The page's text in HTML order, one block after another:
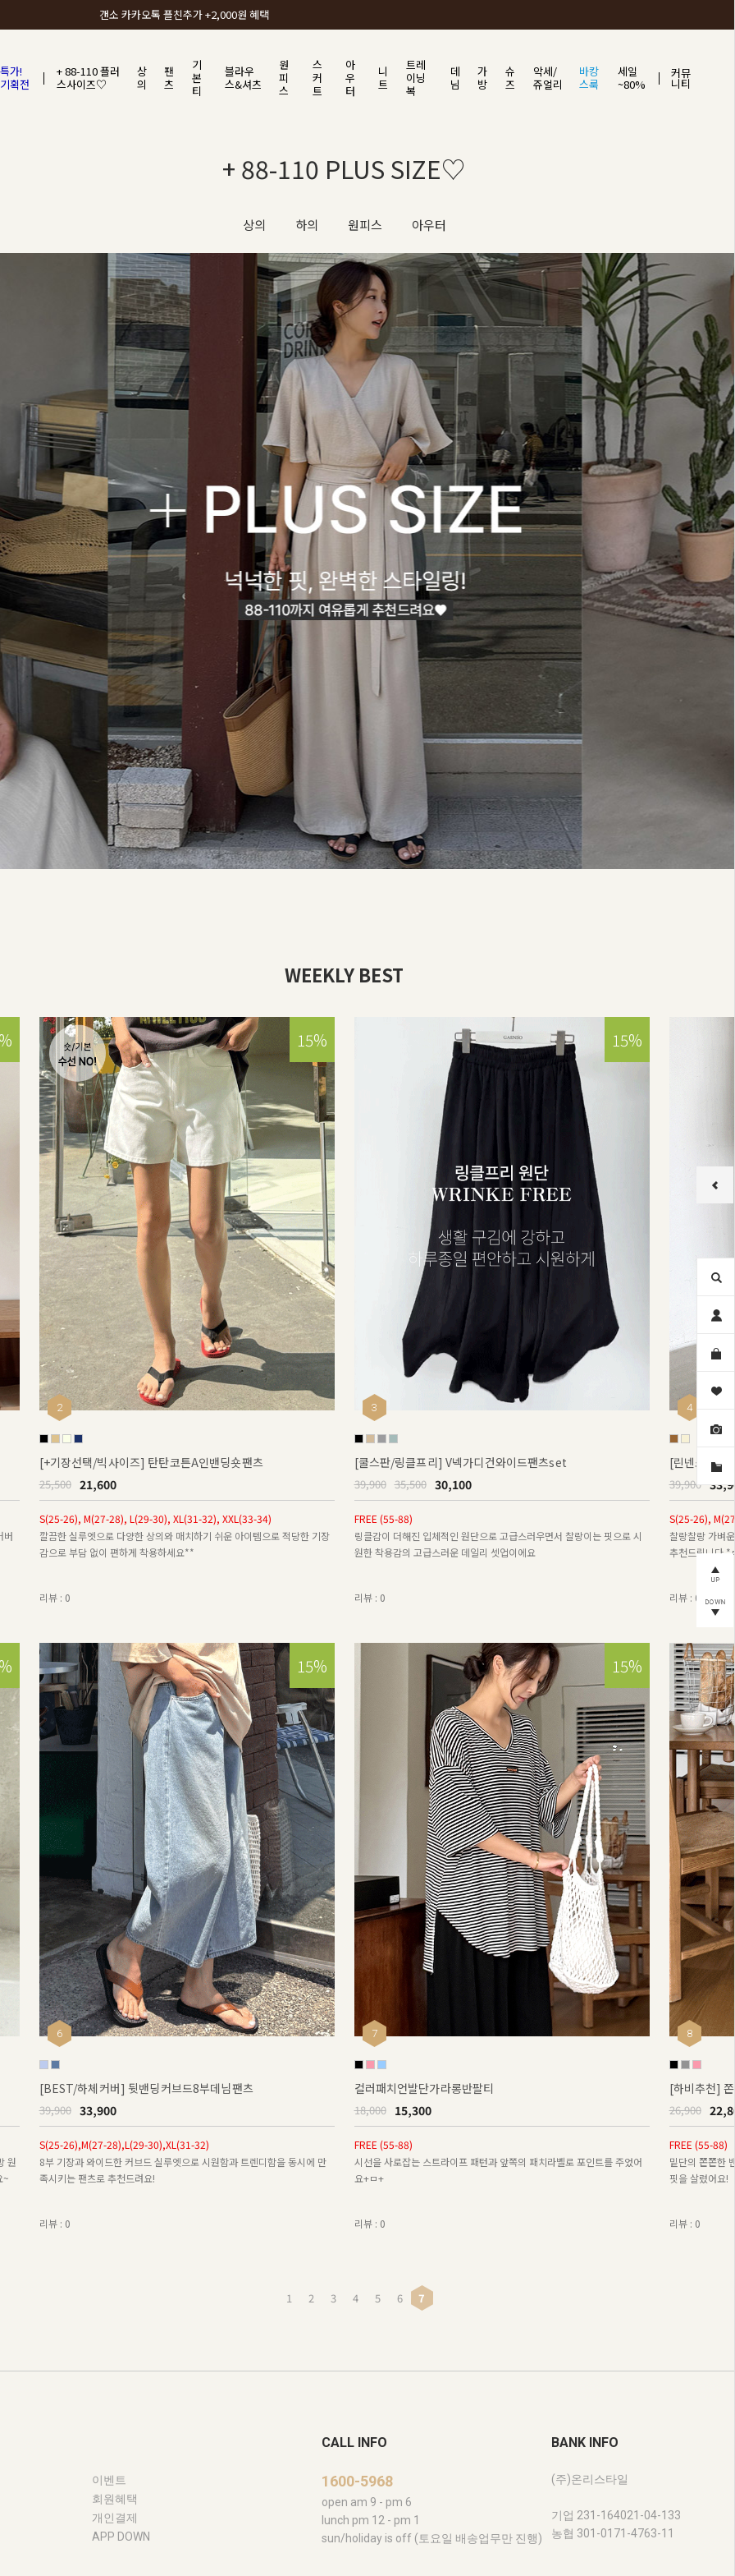
갠소에서 가장 많이 사랑받는 BEST ITEM
특가!
기획전
+ 88-110 플러
스사이즈♡
상
의
팬
츠
기
본
티
블라우
스&셔츠
원
피
스
스
커
트
아
우
터
니
트
트레
이닝
복
데
님
가
방
슈
즈
악세/
쥬얼리
바캉
스룩
세일
~80%
커뮤
니티
+ 88-110 PLUS SIZE♡
상의 하의 원피스 아우터
WEEKLY BEST
버
15%
2
[+기장선택/빅사이즈] 탄탄코튼A인밴딩숏팬츠
25,500 21,600
S(25-26), M(27-28), L(29-30), XL(31-32), XXL(33-34)
깔끔한 실루엣으로 다양한 상의와 매치하기 쉬운 아이템으로 적당한 기장
감으로 부담 없이 편하게 착용하세요**
리뷰 : 0
15%
3
[쿨스판/링클프리] V넥가디건와이드팬츠set
39,900 35,500 30,100
FREE (55-88)
링클감이 더해진 입체적인 원단으로 고급스러우면서 찰랑이는 핏으로 시
원한 착용감의 고급스러운 데일리 셋업이에요
리뷰 : 0
4
[린넨소재/구
39,900
S(25-26),
찰랑찰랑 가벼
추천드립니다 *
리뷰 : 0
원
~
15%
6
[BEST/하체커버] 뒷밴딩커브드8부데님팬츠
39,900 33,900
S(25-26),M(27-28),L(29-30),XL(31-32)
8부 기장과 와이드한 커브드 실루엣으로 시원함과 트렌디함을 동시에 만
족시키는 팬츠로 추천드려요!
리뷰 : 0
15%
7
컬러패치언발단가라롱반팔티
18,000 15,300
FREE (55-88)
시선을 사로잡는 스트라이프 패턴과 앞쪽의 패치라벨로 포인트를 주었어
요+ㅁ+
리뷰 : 0
8
[하비추천]
26,900
FREE (55-88)
밑단의 쫀쫀한
핏을 살렸어요!
리뷰 : 0
1 2 3 4 5 6 7
이벤트
회원혜택
개인결제
APP DOWN
CALL INFO
1600-5968
open am 9 - pm 6
lunch pm 12 - pm 1
sun/holiday is off (토요일 배송업무만 진행)
BANK INFO
(주)온리스타일
기업 231-164021-04-133
농협 301-0171-4763-11